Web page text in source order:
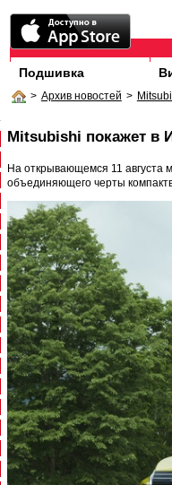
Подшивка
> Архив новостей >
Mitsubishi покажет в
На открывающемся 11 августа
объединяющего черты